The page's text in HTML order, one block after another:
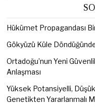
Hükümet Propagandası
Gökyüzü Küle
Ortadoğu’nun Yeni
Anlaşması
Yüksek Potansiyelli,
Genetikten Yararlanmalı